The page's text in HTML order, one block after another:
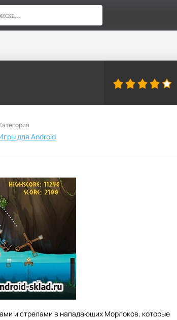
для Android
и стрелами в нападающих Морлоков, которые